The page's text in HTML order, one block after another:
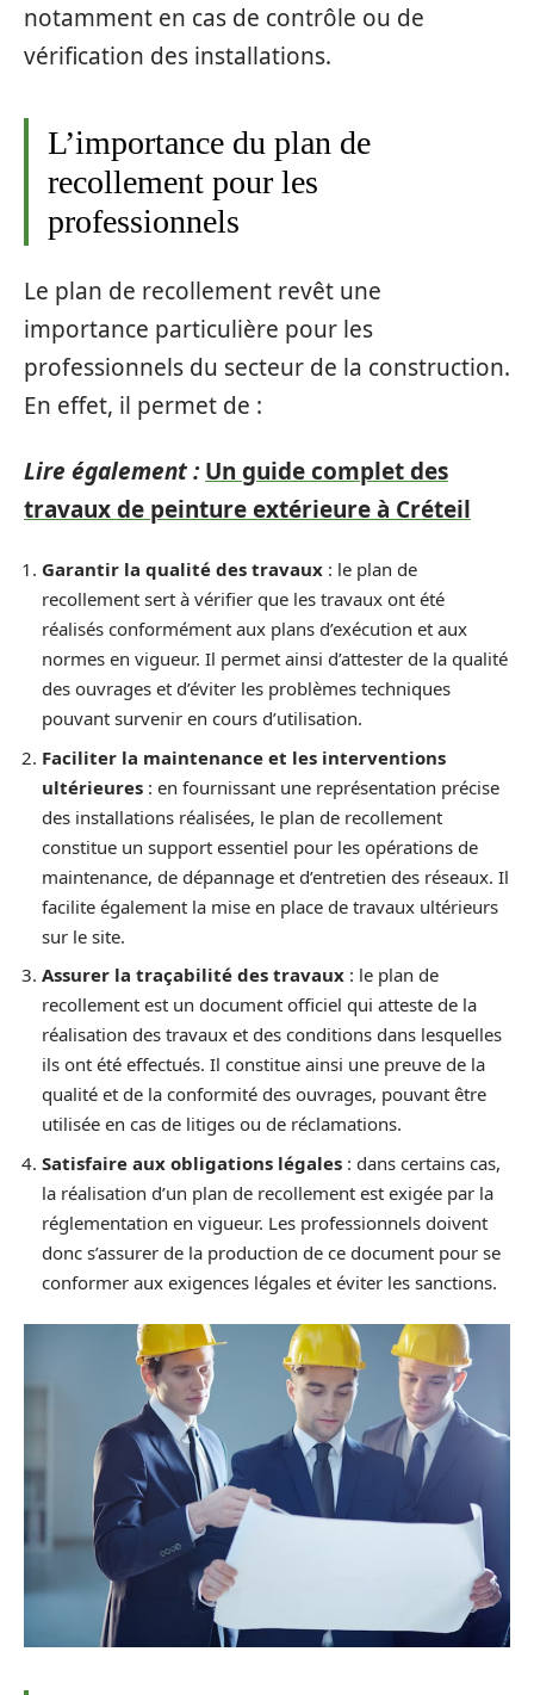
notamment en cas de contrôle ou de
vérification des installations.
L’importance du plan de
recollement pour les
professionnels
Le plan de recollement revêt une
importance particulière pour les
professionnels du secteur de la construction.
En effet, il permet de :
Lire également : Un guide complet des
travaux de peinture extérieure à Créteil
Garantir la qualité des travaux : le plan de
recollement sert à vérifier que les travaux ont été
réalisés conformément aux plans d’exécution et aux
normes en vigueur. Il permet ainsi d’attester de la qualité
des ouvrages et d’éviter les problèmes techniques
pouvant survenir en cours d’utilisation.
Faciliter la maintenance et les interventions
ultérieures : en fournissant une représentation précise
des installations réalisées, le plan de recollement
constitue un support essentiel pour les opérations de
maintenance, de dépannage et d’entretien des réseaux. Il
facilite également la mise en place de travaux ultérieurs
sur le site.
Assurer la traçabilité des travaux : le plan de
recollement est un document officiel qui atteste de la
réalisation des travaux et des conditions dans lesquelles
ils ont été effectués. Il constitue ainsi une preuve de la
qualité et de la conformité des ouvrages, pouvant être
utilisée en cas de litiges ou de réclamations.
Satisfaire aux obligations légales : dans certains cas,
la réalisation d’un plan de recollement est exigée par la
réglementation en vigueur. Les professionnels doivent
donc s’assurer de la production de ce document pour se
conformer aux exigences légales et éviter les sanctions.